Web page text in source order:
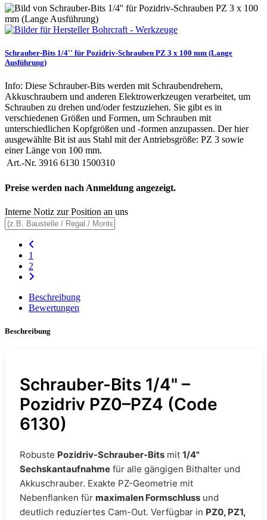
Schrauber-Bits 1/4'' für Pozidriv-Schrauben PZ 3 x 100 mm (Lange
Ausführung)
Info: Diese Schrauber-Bits werden mit Schraubendrehern,
Akkuschraubern und anderen Elektrowerkzeugen verarbeitet, um
Schrauben zu drehen und/oder festzuziehen. Sie gibt es in
verschiedenen Größen und Formen, um Schrauben mit
unterschiedlichen Kopfgrößen und -formen anzupassen. Der hier
ausgewählte Bit ist aus Stahl mit der Antriebsgröße: PZ 3 sowie
einer Länge von 100 mm.
Art.-Nr. 3916 6130 1500310
Preise werden nach Anmeldung angezeigt.
Interne Notiz zur Position an uns
1
2
Beschreibung
Bewertungen
Beschreibung
Schrauber-Bits 1/4" –
Pozidriv PZ0–PZ4 (Code
6130)
Robuste Pozidriv-Schrauber-Bits mit 1/4"
Sechskantaufnahme für alle gängigen Bithalter und
Akkuschrauber. Exakte PZ-Geometrie mit
Nebenflanken für maximalen Formschluss und
deutlich reduziertes Cam-Out. Verfügbar in PZ0, PZ1,